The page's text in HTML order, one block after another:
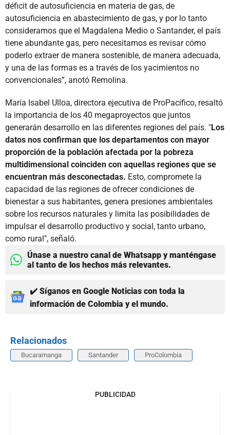
déficit de autosuficiencia en materia de gas, de
autosuficiencia en abastecimiento de gas, y por lo tanto
consideramos que el Magdalena Medio o Santander, el país
tiene abundante gas, pero necesitamos es revisar cómo
poderlo extraer de manera sostenible, de manera adecuada,
y una de las formas es a través de los yacimientos no
convencionales”, anotó Remolina.
María Isabel Ulloa, directora ejecutiva de ProPacífico, resaltó
la importancia de los 40 megaproyectos que juntos
generarán desarrollo en las diferentes regiones del país. "Los
datos nos confirman que los departamentos con mayor
proporción de la población afectada por la pobreza
multidimensional coinciden con aquellas regiones que se
encuentran más desconectadas. Esto, compromete la
capacidad de las regiones de ofrecer condiciones de
bienestar a sus habitantes, genera presiones ambientales
sobre los recursos naturales y limita las posibilidades de
impulsar el desarrollo productivo y social, tanto urbano,
como rural", señaló.
Únase a nuestro canal de Whatsapp y manténgase
al tanto de los hechos más relevantes.
✔️ Síganos en Google Noticias con toda la
información de Colombia y el mundo.
Relacionados
Bucaramanga Santander ProColombia
PUBLICIDAD